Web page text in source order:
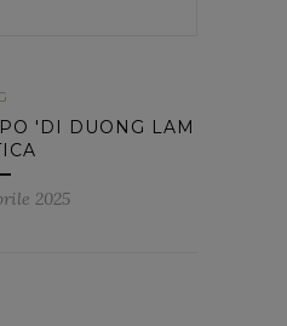
'DI DUONG LAM
2025